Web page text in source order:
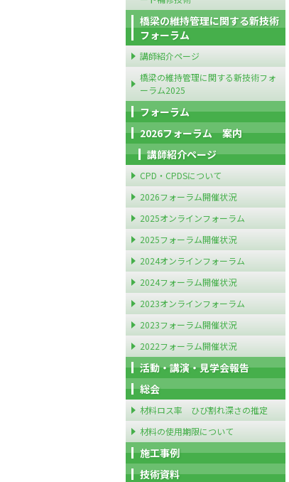
橋梁の維持管理に関する新技術
フォーラム
講師紹介ページ
橋梁の維持管理に関する新技術フォ
ーラム2025
フォーラム
2026フォーラム 案内
講師紹介ページ
CPD・CPDSについて
2026フォーラム開催状況
2025オンラインフォーラム
2025フォーラム開催状況
2024オンラインフォーラム
2024フォーラム開催状況
2023オンラインフォーラム
2023フォーラム開催状況
2022フォーラム開催状況
活動・講演・見学会報告
総会
材料ロス率 ひび割れ深さの推定
材料の使用期限について
施工事例
技術資料